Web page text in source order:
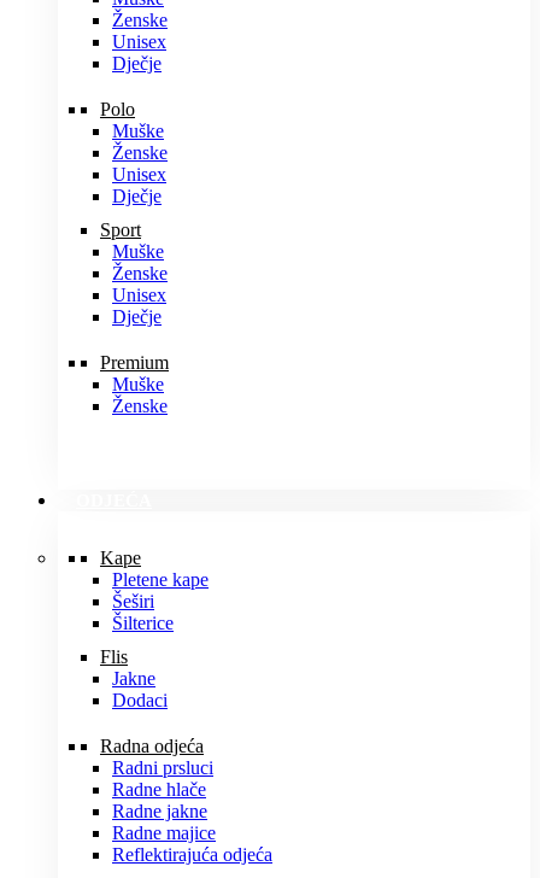
Ženske
Unisex
Dječje
Polo
Muške
Ženske
Unisex
Dječje
Sport
Muške
Ženske
Unisex
Dječje
Premium
Muške
Ženske
Kape
Pletene kape
Šeširi
Šilterice
Flis
Jakne
Dodaci
Radna odjeća
Radni prsluci
Radne hlače
Radne jakne
Radne majice
Reflektirajuća odjeća